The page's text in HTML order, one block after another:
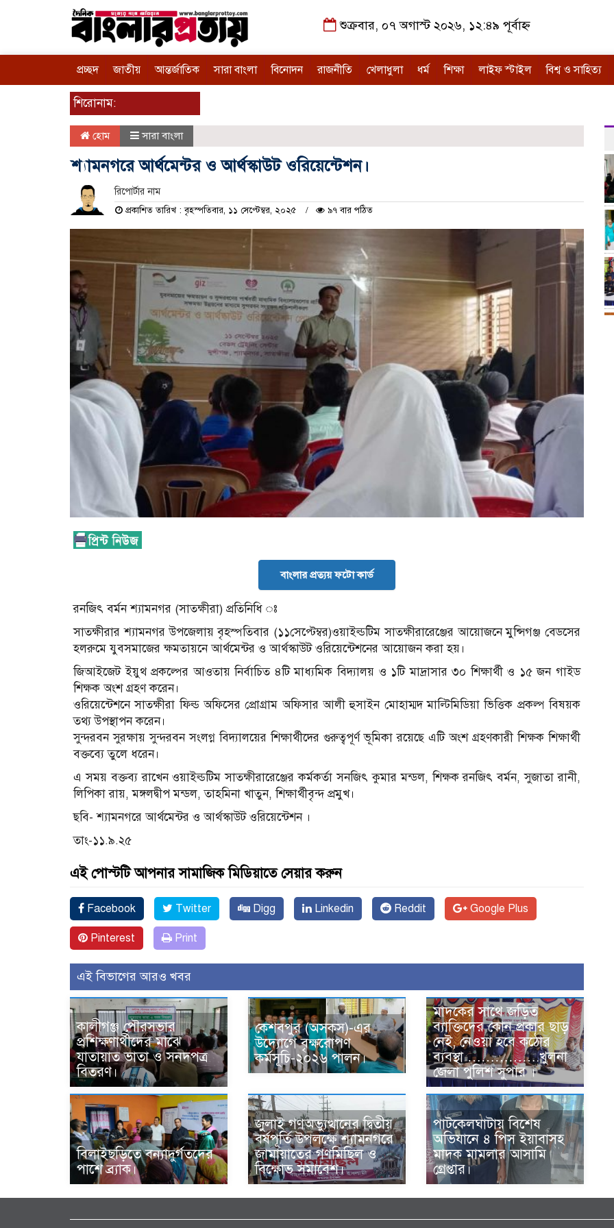
শুক্রবার, ০৭ অগাস্ট ২০২৬, ১২:৪৯ পূর্বাহ্ন
প্রচ্ছদ জাতীয় আন্তর্জাতিক সারা বাংলা বিনোদন রাজনীতি খেলাধুলা ধর্ম শিক্ষা লাইফ স্টাইল বিশ্ব ও সাহিত্য
শিরোনাম:
হোম সারা বাংলা
শ্যামনগরে আর্থমেন্টর ও আর্থস্কাউট ওরিয়েন্টেশন।
রিপোর্টার নাম
প্রকাশিত তারিখ : বৃহস্পতিবার, ১১ সেপ্টেম্বর, ২০২৫ ৯৭ বার পঠিত
বাংলার প্রত্যয় ফটো কার্ড
রনজিৎ বর্মন শ্যামনগর (সাতক্ষীরা) প্রতিনিধি ঃ
সাতক্ষীরার শ্যামনগর উপজেলায় বৃহস্পতিবার (১১সেপ্টেম্বর)ওয়াইল্ডটিম সাতক্ষীরারেঞ্জের আয়োজনে মুন্সিগঞ্জ বেডসের
হলরুমে যুবসমাজের ক্ষমতায়নে আর্থমেন্টর ও আর্থস্কাউট ওরিয়েন্টেশনের আয়োজন করা হয়।
জিআইজেট ইয়ুথ প্রকল্পের আওতায় নির্বাচিত ৪টি মাধ্যমিক বিদ্যালয় ও ১টি মাদ্রাসার ৩০ শিক্ষার্থী ও ১৫ জন গাইড
শিক্ষক অংশ গ্রহণ করেন।
ওরিয়েন্টেশনে সাতক্ষীরা ফিল্ড অফিসের প্রোগ্রাম অফিসার আলী হুসাইন মোহাম্মদ মাল্টিমিডিয়া ভিত্তিক প্রকল্প বিষয়ক
তথ্য উপস্থাপন করেন।
সুন্দরবন সুরক্ষায় সুন্দরবন সংলগ্ন বিদ্যালয়ের শিক্ষার্থীদের গুরুত্বপূর্ণ ভূমিকা রয়েছে এটি অংশ গ্রহণকারী শিক্ষক শিক্ষার্থী
বক্তব্যে তুলে ধরেন।
এ সময় বক্তব্য রাখেন ওয়াইল্ডটিম সাতক্ষীরারেঞ্জের কর্মকর্তা সনজিৎ কুমার মন্ডল, শিক্ষক রনজিৎ বর্মন, সুজাতা রানী,
লিপিকা রায়, মঙ্গলদ্বীপ মন্ডল, তাহমিনা খাতুন, শিক্ষার্থীবৃন্দ প্রমুখ।
ছবি- শ্যামনগরে আর্থমেন্টর ও আর্থস্কাউট ওরিয়েন্টেশন ।
তাং-১১.৯.২৫
এই পোস্টটি আপনার সামাজিক মিডিয়াতে সেয়ার করুন
Facebook Twitter Digg Linkedin Reddit Google Plus
Pinterest Print
এই বিভাগের আরও খবর
কালীগঞ্জ পৌরসভার
প্রশিক্ষণার্থীদের মাঝে
যাতায়াত ভাতা ও সনদপত্র
বিতরণ।
কেশবপুর (অসকস)-এর
উদ্যোগে বৃক্ষরোপণ
কর্মসূচি-২০২৬ পালন।
মাদকের সাথে জড়িত
ব্যাক্তিদের কোন প্রকার ছাড়
নেই, নেওয়া হবে কঠোর
ব্যবস্থা …………….খুলনা
জেলা পুলিশ সুপার ।
বিলাইছড়িতে বন্যাদুর্গতদের
পাশে ব্র্যাক।
জুলাই গণঅভ্যুত্থানের দ্বিতীয়
বর্ষপূর্তি উপলক্ষে শ্যামনগরে
জামায়াতের গণমিছিল ও
বিক্ষোভ সমাবেশ।
পাটকেলঘাটায় বিশেষ
অভিযানে ৪ পিস ইয়াবাসহ
মাদক মামলার আসামি
গ্রেপ্তার।